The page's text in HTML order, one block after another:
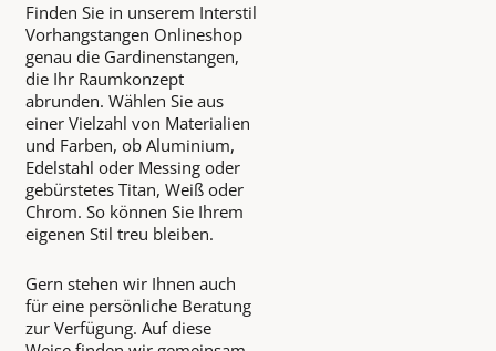
Finden Sie in unserem Interstil
Vorhangstangen Onlineshop
genau die Gardinenstangen,
die Ihr Raumkonzept
abrunden. Wählen Sie aus
einer Vielzahl von Materialien
und Farben, ob Aluminium,
Edelstahl oder Messing oder
gebürstetes Titan, Weiß oder
Chrom. So können Sie Ihrem
eigenen Stil treu bleiben.
Gern stehen wir Ihnen auch
für eine persönliche Beratung
zur Verfügung. Auf diese